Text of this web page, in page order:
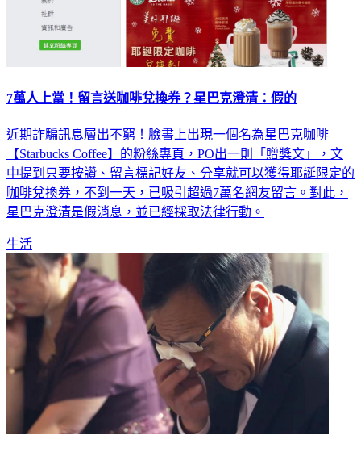
7萬人上當！留言送咖啡兌換券？星巴克澄清：假的
近期詐騙訊息層出不窮！臉書上出現一個名為星巴克咖啡
【Starbucks Coffee】的粉絲專頁，PO出一則「贈獎文」，文
中提到只要按讚、留言標記好友、分享就可以獲得耶誕限定的
咖啡兌換券，不到一天，已吸引超過7萬名網友留言。對此，
星巴克澄清是假消息，並已經採取法律行動。
生活